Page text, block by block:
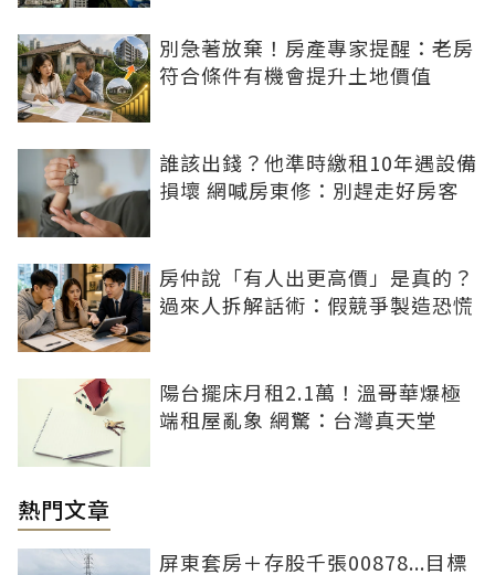
別急著放棄！房產專家提醒：老房
符合條件有機會提升土地價值
誰該出錢？他準時繳租10年遇設備
損壞 網喊房東修：別趕走好房客
房仲說「有人出更高價」是真的？
過來人拆解話術：假競爭製造恐慌
陽台擺床月租2.1萬！溫哥華爆極
端租屋亂象 網驚：台灣真天堂
熱門文章
屏東套房＋存股千張00878...目標